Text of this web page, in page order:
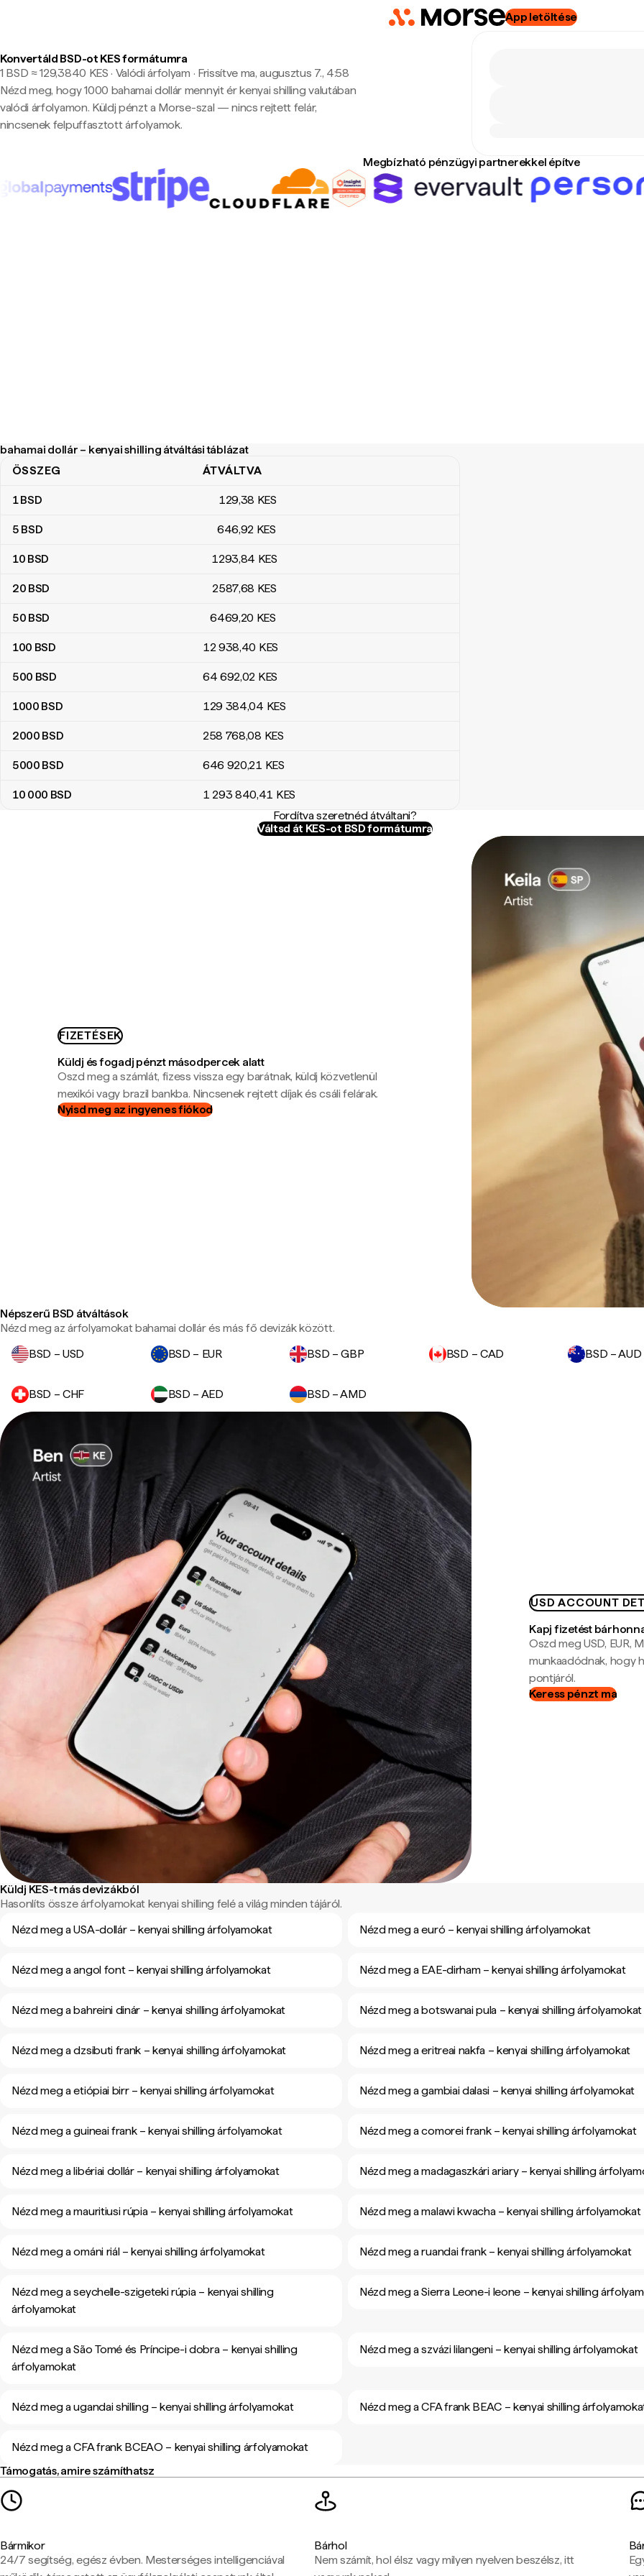
App letöltése
Konvertáld BSD-ot KES formátumra
1 BSD ≈ 129,3840 KES · Valódi árfolyam · Frissítve ma, augusztus 7., 4:58
Nézd meg, hogy 1000 bahamai dollár mennyit ér kenyai shilling valutában
valódi árfolyamon. Küldj pénzt a Morse-szal — nincs rejtett felár,
nincsenek felpuffasztott árfolyamok.
Megbízható pénzügyi partnerekkel építve
bahamai dollár – kenyai shilling átváltási táblázat
bahamai dollár – kenyai shilling átváltási táblázat
ÖSSZEG ÁTVÁLTVA
1BSD 129,38 KES
5 BSD 646,92 KES
10 BSD 1293,84 KES
20 BSD 2587,68 KES
50 BSD 6469,20 KES
100 BSD 12 938,40 KES
500 BSD 64 692,02 KES
1000 BSD 129 384,04 KES
2000 BSD 258 768,08 KES
5000 BSD 646 920,21 KES
10 000 BSD 1 293 840,41 KES
Fordítva szeretnéd átváltani?
Váltsd át KES-ot BSD formátumra
FIZETÉSEK
Küldj és fogadj pénzt másodpercek alatt
Oszd meg a számlát, fizess vissza egy barátnak, küldj közvetlenül
mexikói vagy brazil bankba. Nincsenek rejtett díjak és csáli felárak.
Nyisd meg az ingyenes fiókod
Népszerű BSD átváltások
Nézd meg az árfolyamokat bahamai dollár és más fő devizák között.
BSD – USD
BSD – EUR BSD – GBP BSD – CAD BSD – AUD
BSD – CHF BSD – AED BSD – AMD
USD ACCOUNT
Kapj fizetést
Oszd meg USD, EUR,
munkaadódnak, hogy
pontjáról.
Keress pénzt ma
Küldj KES-t más devizákból
Hasonlíts össze árfolyamokat kenyai shilling felé a világ minden tájáról.
Nézd meg a USA-dollár – kenyai shilling árfolyamokat
Nézd meg a euró – kenyai shilling árfolyamokat
Nézd meg a angol font – kenyai shilling árfolyamokat Nézd meg a EAE-dirham – kenyai shilling árfolyamokat
Nézd meg a bahreini dinár – kenyai shilling árfolyamokat Nézd meg a botswanai pula – kenyai shilling árfolyamokat
Nézd meg a dzsibuti frank – kenyai shilling árfolyamokat Nézd meg a eritreai nakfa – kenyai shilling árfolyamokat
Nézd meg a etiópiai birr – kenyai shilling árfolyamokat Nézd meg a gambiai dalasi – kenyai shilling árfolyamokat
Nézd meg a guineai frank – kenyai shilling árfolyamokat Nézd meg a comorei frank – kenyai shilling árfolyamokat
Nézd meg a libériai dollár – kenyai shilling árfolyamokat Nézd meg a madagaszkári ariary – kenyai shilling
Nézd meg a mauritiusi rúpia – kenyai shilling árfolyamokat Nézd meg a malawi kwacha – kenyai shilling árfolyamokat
Nézd meg a ománi riál – kenyai shilling árfolyamokat Nézd meg a ruandai frank – kenyai shilling árfolyamokat
Nézd meg a seychelle-szigeteki rúpia – kenyai shilling
árfolyamokat
Nézd meg a Sierra Leone-i leone – kenyai shilling
Nézd meg a São Tomé és Príncipe-i dobra – kenyai shilling
árfolyamokat
Nézd meg a szvázi lilangeni – kenyai shilling árfolyamokat
Nézd meg a ugandai shilling – kenyai shilling árfolyamokat Nézd meg a CFA frank BEAC – kenyai shilling
Nézd meg a CFA frank BCEAO – kenyai shilling árfolyamokat
Támogatás, amire számíthatsz
Bármikor
24/7 segítség, egész évben. Mesterséges intelligenciával
Bárhol
Nem számít, hol élsz vagy milyen nyelven beszélsz, itt